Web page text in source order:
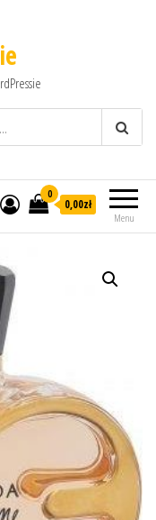
Menu
0
0,00zł